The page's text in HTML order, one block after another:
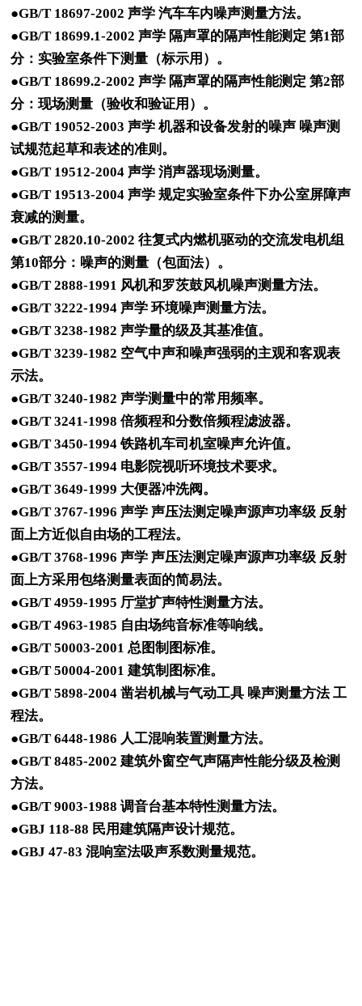
●GB/T 18697-2002 声学 汽车车内噪声测量方法。
●GB/T 18699.1-2002 声学 隔声罩的隔声性能测定 第1部
分：实验室条件下测量（标示用）。
●GB/T 18699.2-2002 声学 隔声罩的隔声性能测定 第2部
分：现场测量（验收和验证用）。
●GB/T 19052-2003 声学 机器和设备发射的噪声 噪声测
试规范起草和表述的准则。
●GB/T 19512-2004 声学 消声器现场测量。
●GB/T 19513-2004 声学 规定实验室条件下办公室屏障声
衰减的测量。
●GB/T 2820.10-2002 往复式内燃机驱动的交流发电机组
第10部分：噪声的测量（包面法）。
●GB/T 2888-1991 风机和罗茨鼓风机噪声测量方法。
●GB/T 3222-1994 声学 环境噪声测量方法。
●GB/T 3238-1982 声学量的级及其基准值。
●GB/T 3239-1982 空气中声和噪声强弱的主观和客观表
示法。
●GB/T 3240-1982 声学测量中的常用频率。
●GB/T 3241-1998 倍频程和分数倍频程滤波器。
●GB/T 3450-1994 铁路机车司机室噪声允许值。
●GB/T 3557-1994 电影院视听环境技术要求。
●GB/T 3649-1999 大便器冲洗阀。
●GB/T 3767-1996 声学 声压法测定噪声源声功率级 反射
面上方近似自由场的工程法。
●GB/T 3768-1996 声学 声压法测定噪声源声功率级 反射
面上方采用包络测量表面的简易法。
●GB/T 4959-1995 厅堂扩声特性测量方法。
●GB/T 4963-1985 自由场纯音标准等响线。
●GB/T 50003-2001 总图制图标准。
●GB/T 50004-2001 建筑制图标准。
●GB/T 5898-2004 凿岩机械与气动工具 噪声测量方法 工
程法。
●GB/T 6448-1986 人工混响装置测量方法。
●GB/T 8485-2002 建筑外窗空气声隔声性能分级及检测
方法。
●GB/T 9003-1988 调音台基本特性测量方法。
●GBJ 118-88 民用建筑隔声设计规范。
●GBJ 47-83 混响室法吸声系数测量规范。